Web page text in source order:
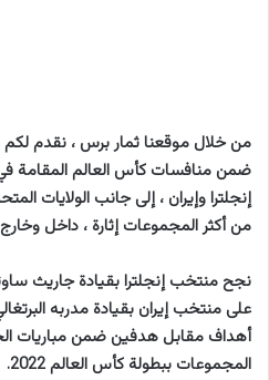
من خلال موقعنا ثمار برس ، نقدم لكم
ضمن منافسات كأس العالم المقامة
إنجلترا وإيران ، إلى جانب الولايات
من أكثر المجموعات إثارة ، داخل
نجح منتخب إنجلترا بقيادة جاريث
على منتخب إيران بقيادة مدربه
أهداف مقابل هدفين ضمن مباريات
المجموعات ببطولة كأس العالم 2022.